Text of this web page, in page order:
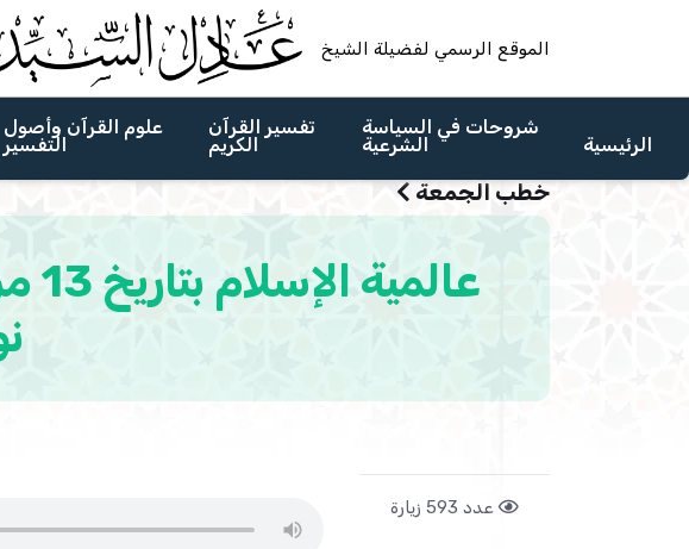
الموقع الرسمي لفضيلة الشيخ
الرئيسية
شروحات في السياسة
الشرعية
تفسير القرآن
الكريم
علوم القرآن وأصول
التفسير
خطب الجمعة
عدد 593 زيارة